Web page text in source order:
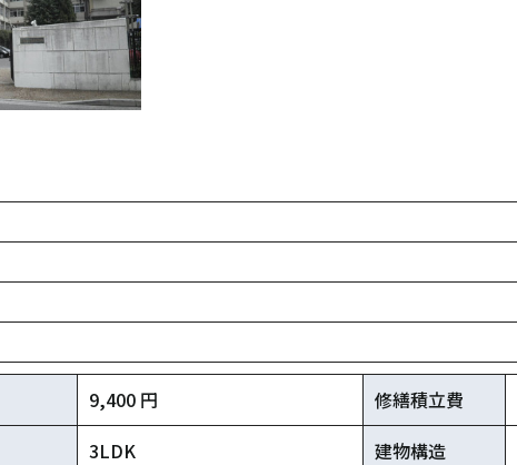
9,400 円 修繕積立費
3LDK 建物構造